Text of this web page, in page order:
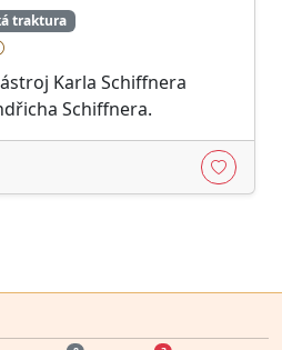
traktura
Karla Schiffnera
Schiffnera.